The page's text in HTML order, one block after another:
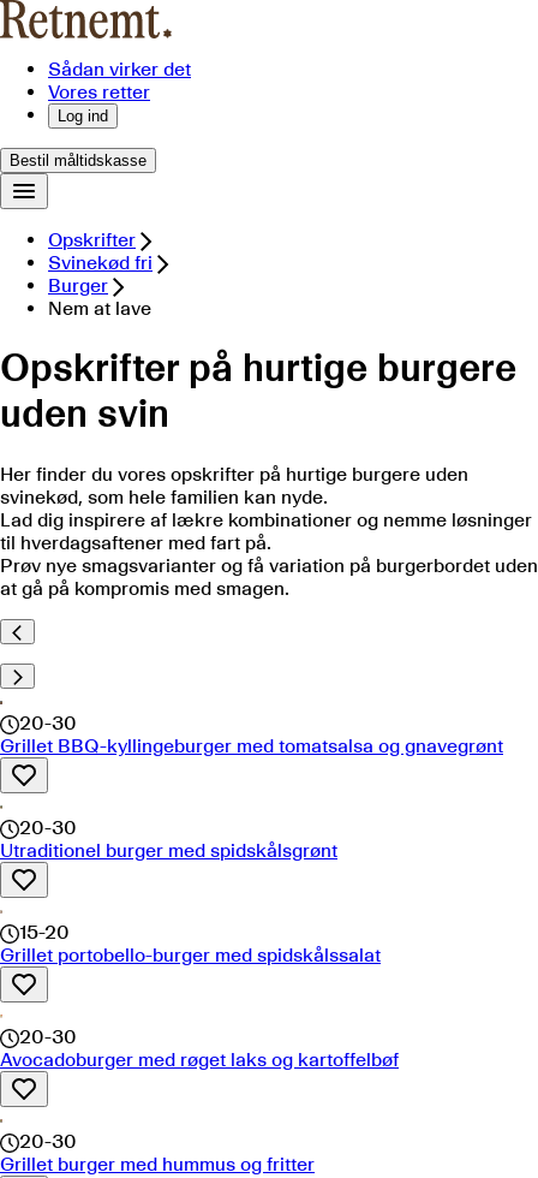
Sådan virker det
Vores retter
Log ind
Bestil måltidskasse
Opskrifter
Svinekød fri
Burger
Nem at lave
Opskrifter på hurtige burgere
uden svin
Her finder du vores opskrifter på hurtige burgere uden
svinekød, som hele familien kan nyde.
Lad dig inspirere af lækre kombinationer og nemme løsninger
til hverdagsaftener med fart på.
Prøv nye smagsvarianter og få variation på burgerbordet uden
at gå på kompromis med smagen.
20-30
Grillet BBQ-kyllingeburger med tomatsalsa og gnavegrønt
20-30
Utraditionel burger med spidskålsgrønt
15-20
Grillet portobello-burger med spidskålssalat
20-30
Avocadoburger med røget laks og kartoffelbøf
20-30
Grillet burger med hummus og fritter